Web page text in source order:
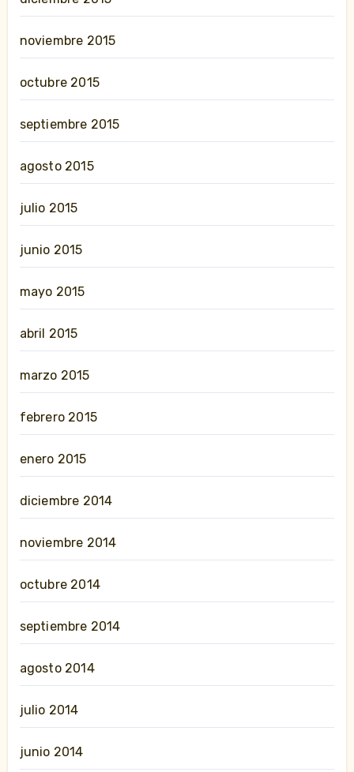
noviembre 2015
octubre 2015
septiembre 2015
agosto 2015
julio 2015
junio 2015
mayo 2015
abril 2015
marzo 2015
febrero 2015
enero 2015
diciembre 2014
noviembre 2014
octubre 2014
septiembre 2014
agosto 2014
julio 2014
junio 2014